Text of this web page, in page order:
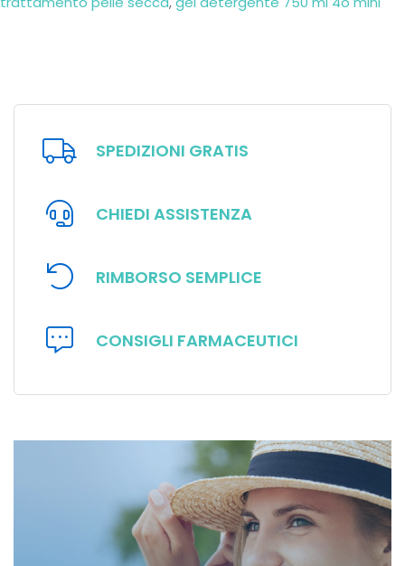
SPEDIZIONI GRATIS
CHIEDI ASSISTENZA
RIMBORSO SEMPLICE
CONSIGLI FARMACEUTICI